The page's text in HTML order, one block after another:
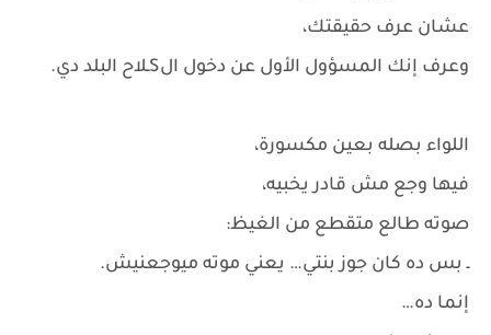
عشان عرف حقيقتك،
وعرف إنك المسؤول الأول عن دخول الSـلاح البلد دي.
اللواء بصله بعين مكسورة،
فيها وجع مش قادر يخبيه،
صوته طالع متقطع من الغيظ:
ـ بس ده كان جوز بنتي… يعني موته ميوجعنيش.
إنما ده…